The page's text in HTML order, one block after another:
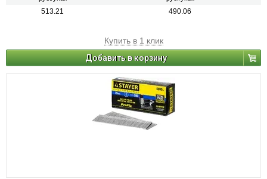
513.21 490.06
Купить в 1 клик
Добавить в корзину